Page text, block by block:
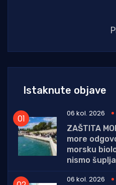
Istaknute objave
06 kol. 2026
ZAŠTITA
more
morsku
nismo
06 kol. 2026